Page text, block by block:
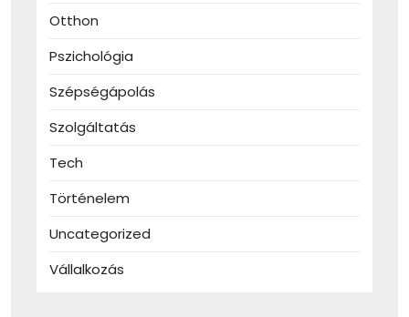
Otthon
Pszichológia
Szépségápolás
Szolgáltatás
Tech
Történelem
Uncategorized
Vállalkozás